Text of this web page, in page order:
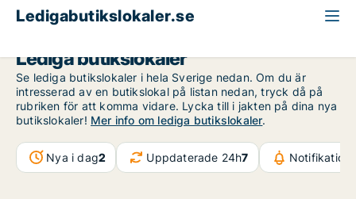
Ledigabutikslokaler.se
Lediga butikslokaler
Se lediga butikslokaler i hela Sverige nedan. Om du är
intresserad av en butikslokal på listan nedan, tryck då på
rubriken för att komma vidare. Lycka till i jakten på dina nya
butikslokaler! Mer info om lediga butikslokaler.
Nya i dag2 Uppdaterade 24h7